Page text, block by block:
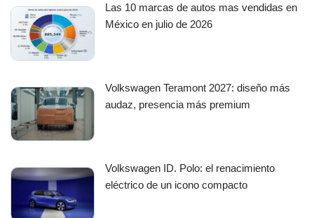
Las 10 marcas de autos mas vendidas en
México en julio de 2026
Volkswagen Teramont 2027: diseño más
audaz, presencia más premium
Volkswagen ID. Polo: el renacimiento
eléctrico de un icono compacto